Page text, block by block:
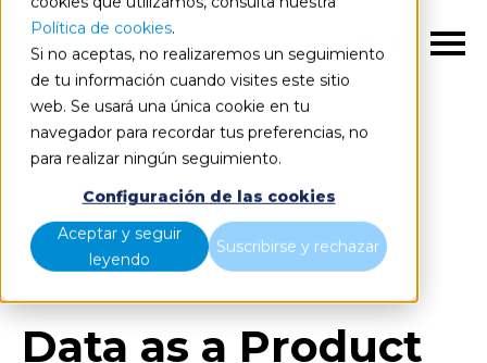
Política de cookies.
Si no aceptas, no realizaremos un seguimiento
de tu información cuando visites este sitio
web. Se usará una única cookie en tu
navegador para recordar tus preferencias, no
para realizar ningún seguimiento.
Configuración de las cookies
Aceptar y seguir
leyendo
Suscribirse y rechazar
ES
Data as a Product (DaaP), la nueva moda entre las
empresas data-driven
Data as a Product